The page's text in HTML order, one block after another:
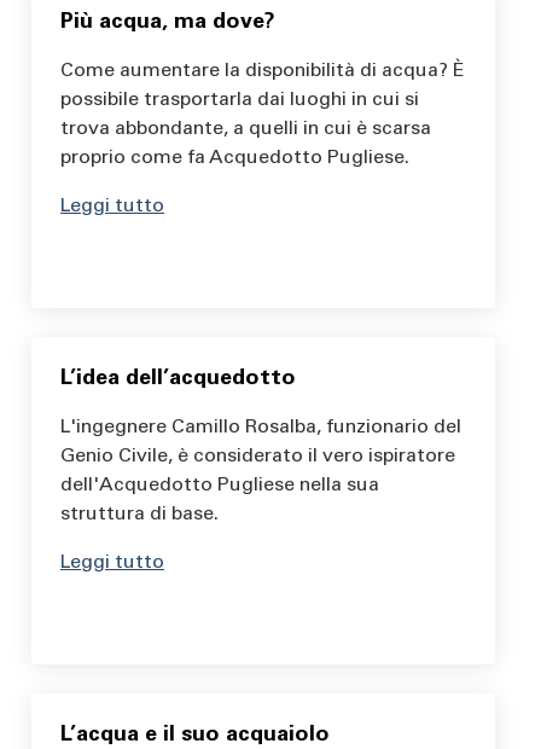
Più acqua, ma dove?
Come aumentare la disponibilità di acqua? È
possibile trasportarla dai luoghi in cui si
trova abbondante, a quelli in cui è scarsa
proprio come fa Acquedotto Pugliese.
Leggi tutto
L’idea dell’acquedotto
L'ingegnere Camillo Rosalba, funzionario del
Genio Civile, è considerato il vero ispiratore
dell'Acquedotto Pugliese nella sua
struttura di base.
Leggi tutto
L’acqua e il suo acquaiolo